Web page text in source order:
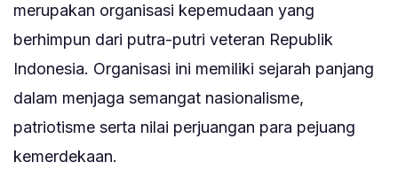
merupakan organisasi kepemudaan yang
berhimpun dari putra-putri veteran Republik
Indonesia. Organisasi ini memiliki sejarah panjang
dalam menjaga semangat nasionalisme,
patriotisme serta nilai perjuangan para pejuang
kemerdekaan.